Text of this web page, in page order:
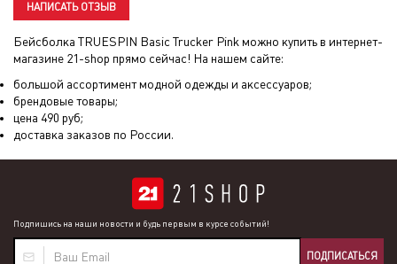
НАПИСАТЬ ОТЗЫВ
Бейсболка TRUESPIN Basic Trucker Pink можно купить в интернет-
магазине 21-shop прямо сейчас! На нашем сайте:
большой ассортимент модной одежды и аксессуаров;
брендовые товары;
цена 490 руб;
доставка заказов по России.
Подпишись на наши новости и будь первым в курсе событий!
ПОДПИСАТЬСЯ